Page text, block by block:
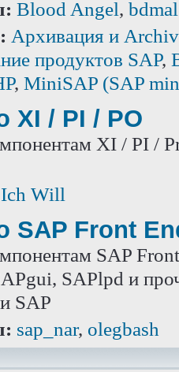
Blood Angel,
Архивация и
продуктов SAP,
, MiniSAP (SAP
XI / PI / РО
XI / PI /
Ich Will
SAP Front
SAP
SAPlpd и
SAP
sap_nar, olegbash